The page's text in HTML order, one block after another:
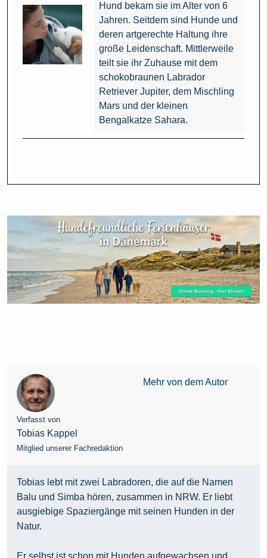
Hund bekam sie im Alter von 6
Jahren. Seitdem sind Hunde und
deren artgerechte Haltung ihre
große Leidenschaft. Mittlerweile
teilt sie ihr Zuhause mit dem
schokobraunen Labrador
Retriever Jupiter, dem Mischling
Mars und der kleinen
Bengalkatze Sahara.
Verfasst von
Tobias Kappel
Mitglied unserer Fachredaktion
Mehr von dem Autor
Tobias lebt mit zwei Labradoren, die auf die Namen
Balu und Simba hören, zusammen in NRW. Er liebt
ausgiebige Spaziergänge mit seinen Hunden in der
Natur.
Er selbst ist schon mit Hunden aufgewachsen und